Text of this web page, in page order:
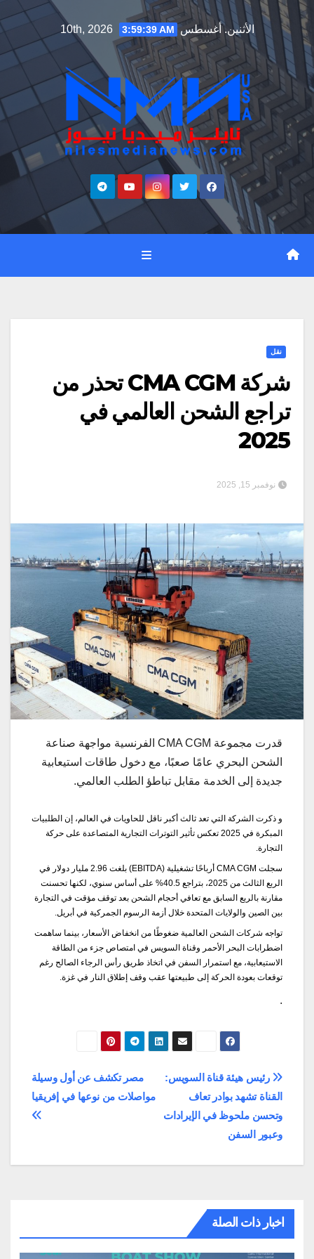
Skip
to
content
الأثنين. أغسطس 10th, 2026 3:59:40 AM
نقل
شركة CMA CGM تحذر من
تراجع الشحن العالمي في
2025
نوفمبر 15, 2025
قدرت مجموعة CMA CGM الفرنسية مواجهة صناعة
الشحن البحري عامًا صعبًا، مع دخول طاقات استيعابية
جديدة إلى الخدمة مقابل تباطؤ الطلب العالمي.
و ذكرت الشركة التي تعد ثالث أكبر ناقل للحاويات في العالم، إن الطلبيات
المبكرة في 2025 تعكس تأثير التوترات التجارية المتصاعدة على حركة
التجارة.
سجلت CMA CGM أرباحًا تشغيلية (EBITDA) بلغت 2.96 مليار دولار في
الربع الثالث من 2025، بتراجع 40.5% على أساس سنوي، لكنها تحسنت
مقارنة بالربع السابق مع تعافي أحجام الشحن بعد توقف مؤقت في التجارة
بين الصين والولايات المتحدة خلال أزمة الرسوم الجمركية في أبريل.
تواجه شركات الشحن العالمية ضغوطًا من انخفاض الأسعار، بينما ساهمت
اضطرابات البحر الأحمر وقناة السويس في امتصاص جزء من الطاقة
الاستيعابية، مع استمرار السفن في اتخاذ طريق رأس الرجاء الصالح رغم
توقعات بعودة الحركة إلى طبيعتها عقب وقف إطلاق النار في غزة.
.
تصفّح
المقالات
مصر تكشف عن أول وسيلة
مواصلات من نوعها في إفريقيا
رئيس هيئة قناة السويس:
القناة تشهد بوادر تعاف
وتحسن ملحوظ في الإيرادات
وعبور السفن
اخبار ذات الصلة